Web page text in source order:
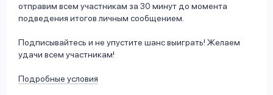
отправим всем участникам за 30 минут до момента
подведения итогов личным сообщением.
Подписывайтесь и не упустите шанс выиграть! Желаем
удачи всем участникам!
Подробные условия